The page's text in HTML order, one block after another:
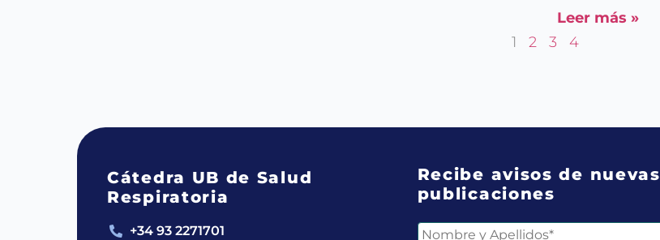
Leer más »
1
2 3 4
Cátedra UB de Salud
Respiratoria
+34 93 2271701
Recibe avisos de nuevas
publicaciones